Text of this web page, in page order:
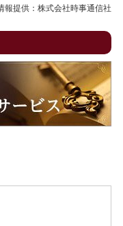
報提供：株式会社時事通信社